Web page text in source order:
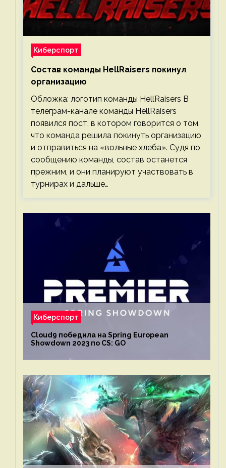
Киберспорт
Состав команды HellRaisers покинул
организацию
Обложка: логотип команды HellRaisers В
телеграм-канале команды HellRaisers
появился пост, в котором говорится о том,
что команда решила покинуть организацию
и отправиться на «вольные хлеба». Судя по
сообщению команды, состав останется
прежним, и они планируют участвовать в
турнирах и дальше…
Киберспорт
Cloud9 победила на Spring European
Showdown 2023 по CS: GO